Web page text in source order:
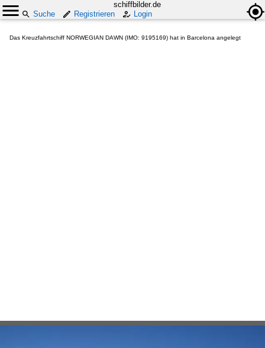
schiffbilder.de
Suche
Registrieren Login
Das Kreuzfahrtschiff NORWEGIAN DAWN (IMO: 9195169) hat in Barcelona angelegt